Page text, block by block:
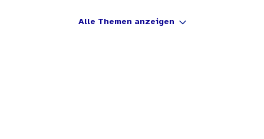
Alle Themen anzeigen